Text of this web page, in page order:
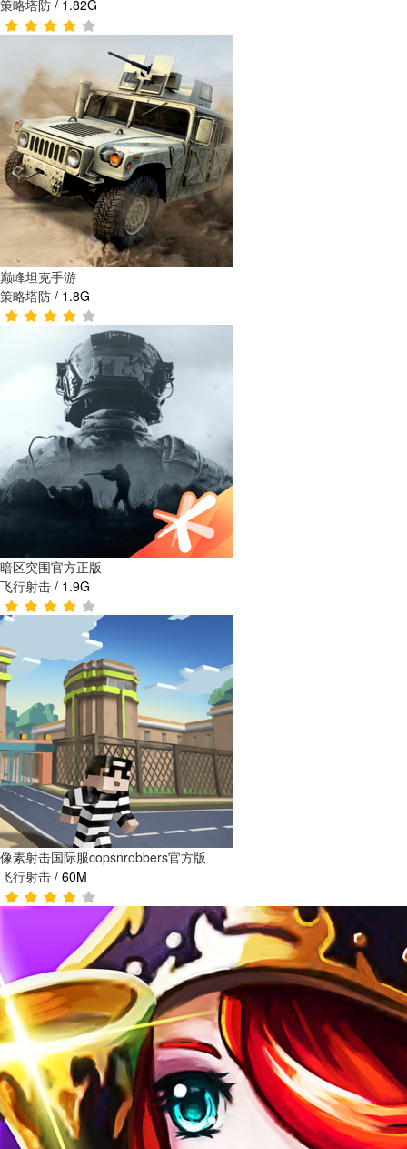
策略塔防 / 1.82G
巅峰坦克手游
策略塔防 / 1.8G
暗区突围官方正版
飞行射击 / 1.9G
像素射击国际服copsnrobbers官方版
飞行射击 / 60M